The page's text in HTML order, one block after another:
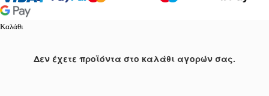
Καλάθι
Δεν έχετε προϊόντα στο καλάθι αγορών σας.